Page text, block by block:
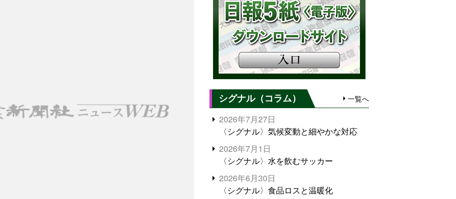
シグナル（コラム） 一覧へ
2026年7月27日
〈シグナル〉気候変動と細やかな対応
2026年7月1日
〈シグナル〉水を飲むサッカー
2026年6月30日
〈シグナル〉食品ロスと温暖化